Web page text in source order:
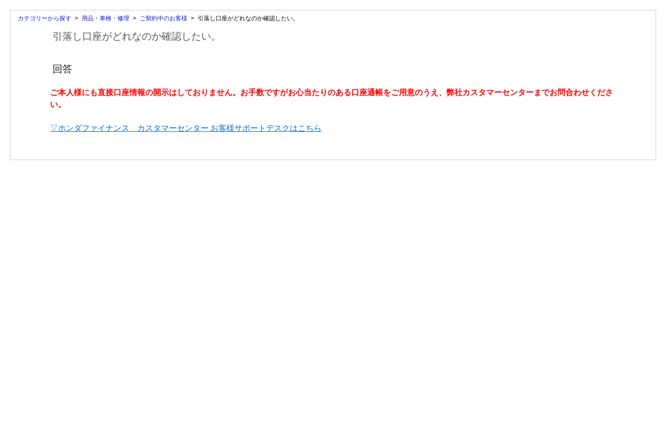
カテゴリーから探す > 用品・車検・修理 > ご契約中のお客様 > 引落し口座がどれなのか確認したい。
引落し口座がどれなのか確認したい。
回答
ご本人様にも直接口座情報の開示はしておりません。お手数ですがお心当たりのある口座通帳をご用意のうえ、弊社カスタマーセンターまでお問合わせくださ
い。
▽ホンダファイナンス カスタマーセンター お客様サポートデスクはこちら